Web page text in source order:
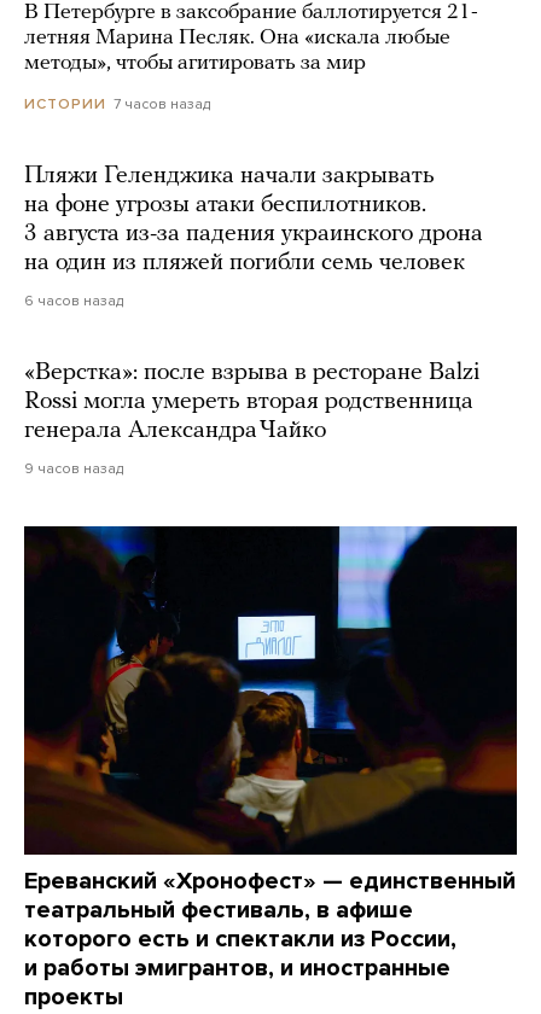
В Петербурге в заксобрание баллотируется 21-
летняя Марина Песляк. Она «искала любые
методы», чтобы агитировать за мир
ИСТОРИИ 7 часов назад
Пляжи Геленджика начали закрывать
на фоне угрозы атаки беспилотников.
3 августа из-за падения украинского дрона
на один из пляжей погибли семь человек
6 часов назад
«Верстка»: после взрыва в ресторане Balzi
Rossi могла умереть вторая родственница
генерала Александра Чайко
9 часов назад
Ереванский «Хронофест» — единственный
театральный фестиваль, в афише
которого есть и спектакли из России,
и работы эмигрантов, и иностранные
проекты